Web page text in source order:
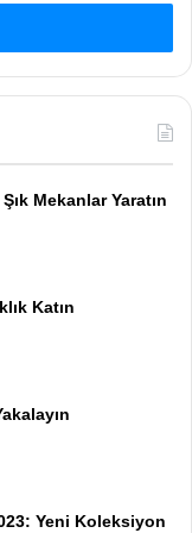
Mekanlar Yaratın
Katın
Yeni Koleksiyon